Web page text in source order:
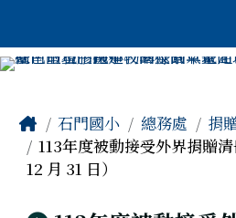
Home石門國小 總務處
捐
113年度被動接受外界捐贈
12 月 31 日）